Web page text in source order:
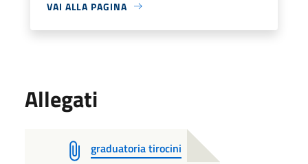
VAI ALLA PAGINA
Allegati
graduatoria tirocini